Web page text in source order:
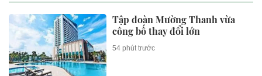
Tập đoàn Mường Thanh vừa
công bố thay đổi lớn
54 phút trước